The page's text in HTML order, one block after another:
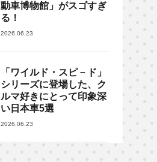
動車博物館」がスゴすぎ
る！
2026.06.23
「ワイルド・スピ－ド」
シリーズに登場した、ク
ルマ好きにとって印象深
い日本車5選
2026.06.23